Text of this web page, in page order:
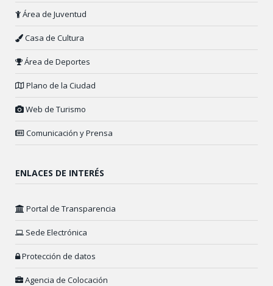
Área de Juventud
Casa de Cultura
Área de Deportes
Plano de la Ciudad
Web de Turismo
Comunicación y Prensa
ENLACES DE INTERÉS
Portal de Transparencia
Sede Electrónica
Protección de datos
Agencia de Colocación